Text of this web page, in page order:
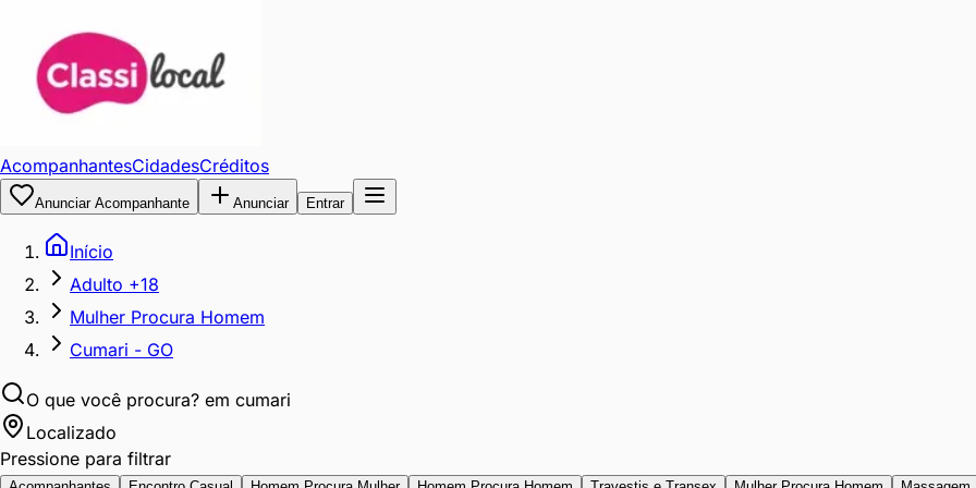
AcompanhantesCidadesCréditos
Anunciar Acompanhante Anunciar Entrar
Início
Adulto +18
Mulher Procura Homem
Cumari - GO
O que você procura? em cumari
Localizado
Pressione para filtrar